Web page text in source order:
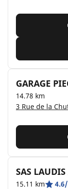
GARAGE
14.78 km
SAS
15.11 km